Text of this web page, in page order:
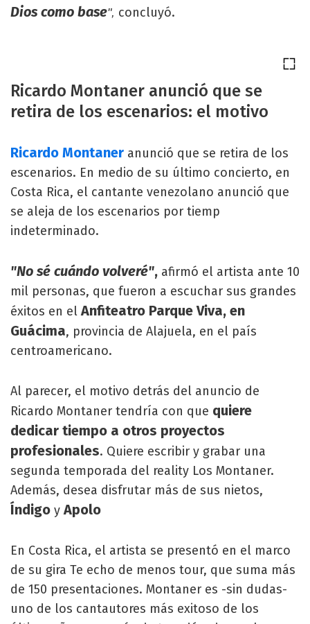
Dios como base", concluyó.
Ricardo Montaner anunció que se
retira de los escenarios: el motivo
Ricardo Montaner anunció que se retira de los
escenarios. En medio de su último concierto, en
Costa Rica, el cantante venezolano anunció que
se aleja de los escenarios por tiemp
indeterminado.
"No sé cuándo volveré", afirmó el artista ante 10
mil personas, que fueron a escuchar sus grandes
éxitos en elAnfiteatro Parque Viva, en
Guácima, provincia de Alajuela, en el país
centroamericano.
Al parecer, el motivo detrás del anuncio de
Ricardo Montaner tendría con que quiere
dedicar tiempo a otros proyectos
profesionales. Quiere escribir y grabar una
segunda temporada del reality Los Montaner.
Además, desea disfrutar más de sus nietos,
Índigo yApolo
En Costa Rica, el artista se presentó en el marco
de su gira Te echo de menos tour, que suma más
de 150 presentaciones. Montaner es -sin dudas-
uno de los cantautores más exitoso de los